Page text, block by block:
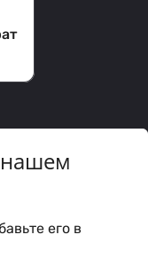
нашем
его в